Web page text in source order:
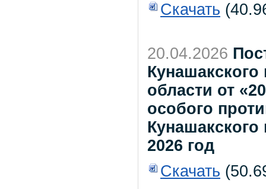
Скачать
20.04.2026
области от
особого
Кунашакского
2026 год
Скачать